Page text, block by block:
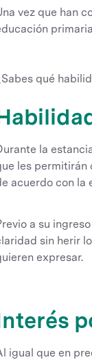
vez que han
qué
la
les permitirán
acuerdo con la
a su
sin herir
expresar.
igual que en